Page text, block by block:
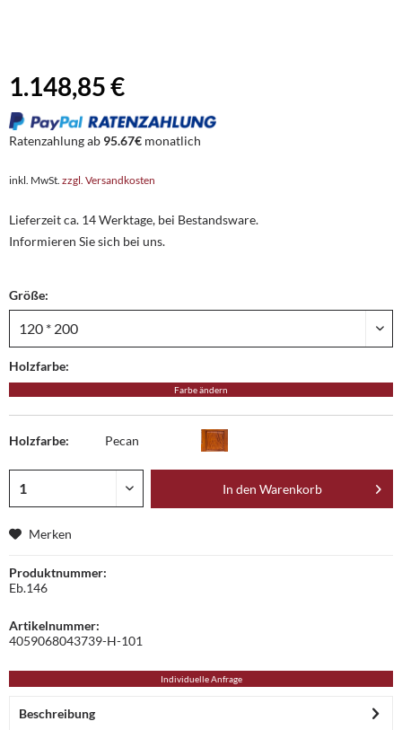
1.148,85 €
Ratenzahlung ab 95.67€ monatlich
inkl. MwSt. zzgl. Versandkosten
Lieferzeit ca. 14 Werktage, bei Bestandsware.
Informieren Sie sich bei uns.
Größe:
Holzfarbe:
Farbe ändern
Holzfarbe: Pecan
In den Warenkorb
Merken
Produktnummer:
Eb.146
Artikelnummer:
4059068043739-H-101
Individuelle Anfrage
Beschreibung